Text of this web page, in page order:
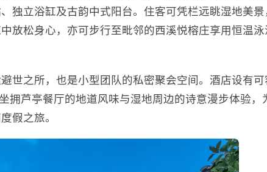
独立浴缸及古韵中式阳台。住客可凭栏远眺湿地美景
放松身心，亦可步行至毗邻的西溪悦榕庄享用恒温泳
世之所，也是小型团队的私密聚会空间。酒店设有可
拥芦亭餐厅的地道风味与湿地周边的诗意漫步体验，
假之旅。